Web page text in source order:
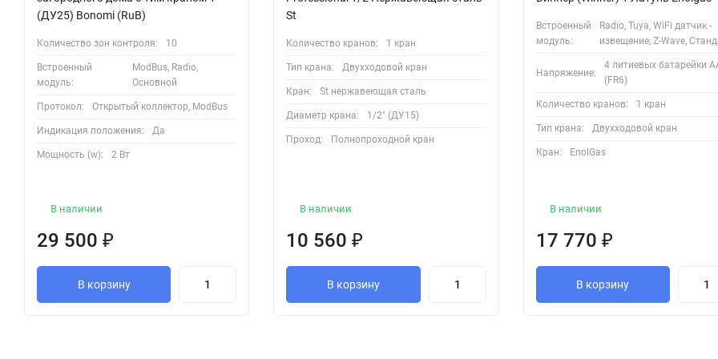
(ДУ25) Bonomi (RuB)
Количество зон контроля: 10
Встроенный
модуль:
ModBus, Radio,
Основной
Протокол: Открытый коллектор, ModBus
Индикация положения: Да
Мощность (w): 2 Вт
В наличии
29 500 ₽
В корзину
St
Количество кранов: 1 кран
Тип крана: Двухходовой кран
Кран: St нержавеющая сталь
Диаметр крана: 1/2" (ДУ15)
Проход: Полнопроходной кран
В наличии
10 560₽
В корзину
Встроенный
модуль:
Radio, Tuya, WiFi датчик -
извещение, Z-Wave,
Напряжение:
4 литиевых батарейки
(FR6)
Количество кранов: 1 кран
Тип крана: Двухходовой кран
Кран: EnolGas
В наличии
17 770 ₽
В корзину